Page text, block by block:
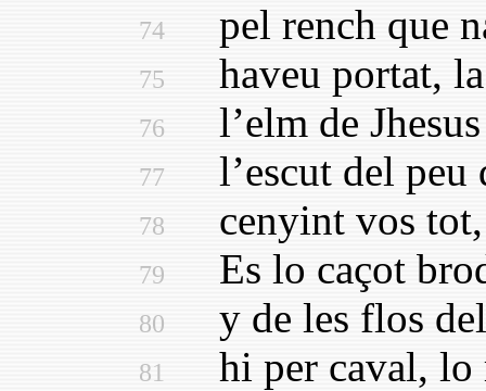
74 pel rench que
75 haveu portat, la
76 l’elm de
77 l’escut del peu
78 cenyint vos tot,
79 Es lo caçot
80 y de les flos del
81 hi per caval, lo